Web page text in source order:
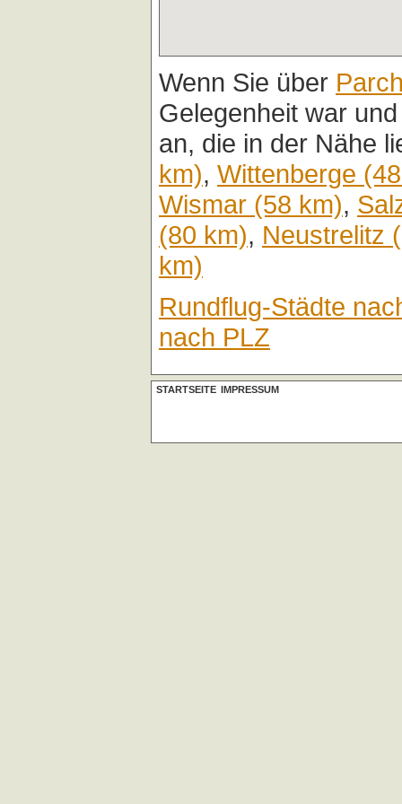
Wenn Sie über
Gelegenheit war
an, die in der Nähe
km), Wittenberge
Wismar (58 km),
(80 km), Neustrelitz
km)
Rundflug-Städte
nach PLZ
STARTSEITE IMPRESSUM